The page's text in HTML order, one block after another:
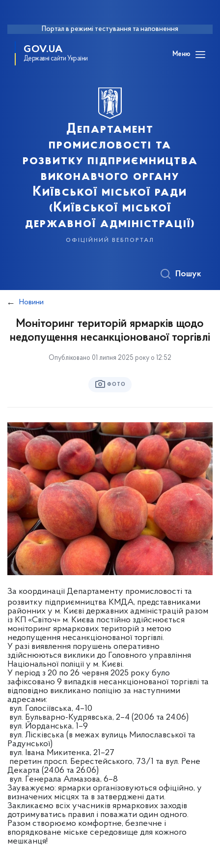
Портал в режимі тестування та наповнення
GOV.UA
Державні сайти України
Меню
Департамент
промисловості та
розвитку підприємництва
виконавчого органу
Київської міської ради
(Київської міської
державної адміністрації)
офіційний вебпортал
Пошук
Новини
Моніторинг територій ярмарків щодо
недопущення несанкціонованої торгівлі
Опубліковано 01 липня 2025 року о 12:52
ФОТО
За координації Департаменту промисловості та
розвитку підприємництва КМДА, представниками
районних у м. Києві державних адміністрацій разом
із КП «Світоч» м. Києва постійно здійснюється
моніторинг ярмаркових територій з метою
недопущення несанкціонованої торгівлі.
У разі виявлення порушень оперативно
здійснюються виклики до Головного управління
Національної поліції у м. Києві.
У період з 20 по 26 червня 2025 року було
зафіксовано 9 випадків несанкціонованої торгівлі та
відповідно викликано поліцію за наступними
адресами:
вул. Голосіївська, 4–10
вул. Бульварно-Кудрявська, 2–4 (20.06 та 24.06)
вул. Йорданська, 1–9
вул. Лісківська (в межах вулиць Милославської та
Радунської)
вул. Івана Микитенка, 21–27
перетин просп. Берестейського, 73/1 та вул. Рене
Декарта (24.06 та 26.06)
вул. Генерала Алмазова, 6–8
Зауважуємо: ярмарки організовуються офіційно, у
визначених місцях та в затверджені дати.
Закликаємо всіх учасників ярмаркових заходів
дотримуватись правил і поважати один одного.
Разом створюємо комфортне, безпечне і
впорядковане міське середовище для кожного
мешканця!